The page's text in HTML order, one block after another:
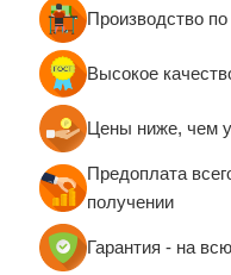
Производство
Высокое
Цены ниже, чем
Предоплата
получении
Гарантия - на